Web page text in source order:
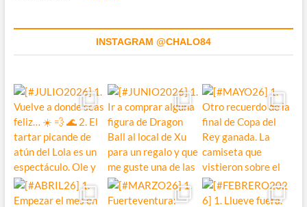
INSTAGRAM @CHALO84